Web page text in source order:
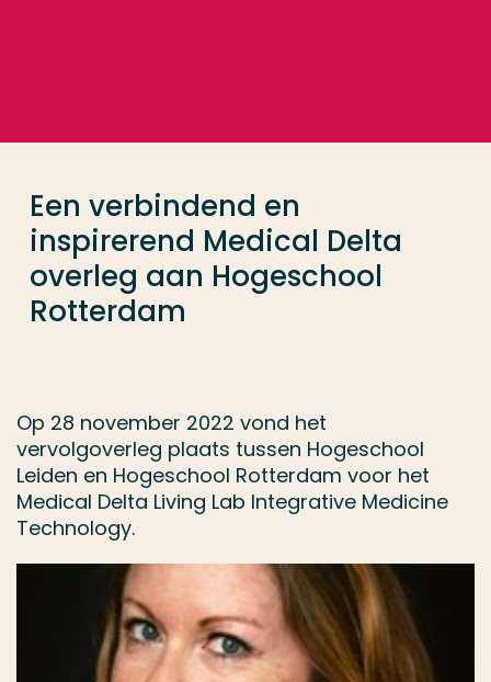
Een verbindend en
inspirerend Medical Delta
overleg aan Hogeschool
Rotterdam
Op 28 november 2022 vond het
vervolgoverleg plaats tussen Hogeschool
Leiden en Hogeschool Rotterdam voor het
Medical Delta Living Lab Integrative Medicine
Technology.
Opleiding
Contact